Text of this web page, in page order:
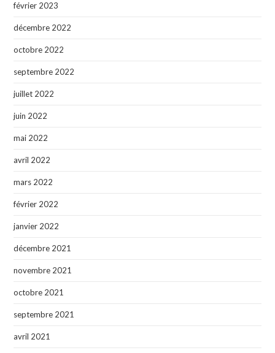
février 2023
décembre 2022
octobre 2022
septembre 2022
juillet 2022
juin 2022
mai 2022
avril 2022
mars 2022
février 2022
janvier 2022
décembre 2021
novembre 2021
octobre 2021
septembre 2021
avril 2021